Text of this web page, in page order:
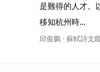
是難得的人才。
移知杭州時...
邱俊鵬 · 蘇軾詩文